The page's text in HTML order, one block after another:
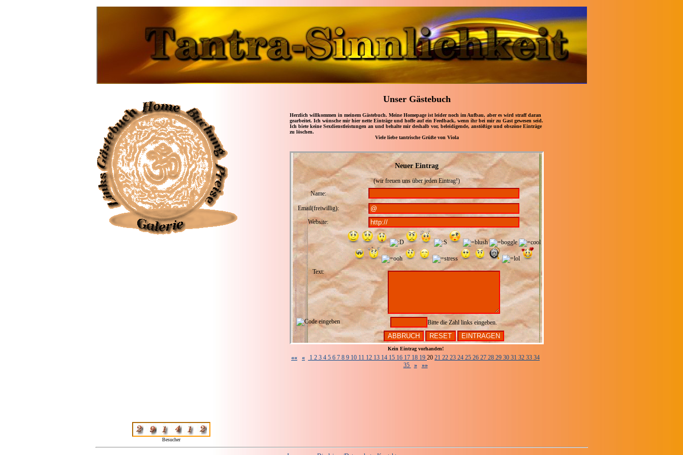
Besucher
Unser Gästebuch
Herzlich willkommen in meinem Gästebuch. Meine Homepage ist leider noch im Aufbau, aber es wird straff daran
gearbeitet. Ich wünsche mir hier nette Einträge und hoffe auf ein Feedback, wenn ihr bei mir zu Gast gewesen seid.
Ich biete keine Sexdienstleistungen an und behalte mir deshalb vor, beleidigende, anstößige und obszöne Einträge
zu löschen.
Viele liebe tantrische Grüße von Viola
Neuer Eintrag
(wir freuen uns über jeden Eintrag!)
Name:
Email(freiwillig):
Website:
Text:
Bitte die Zahl links eingeben.
Kein Eintrag vorhanden!
«« « 1 2 3 4 5 6 7 8 9 10 11 12 13 14 15 16 17 18 19 20 21 22 23 24 25 26 27 28 29 30 31 32 33 34
35
» »»